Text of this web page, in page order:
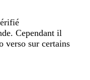
Cependant il
verso sur certains